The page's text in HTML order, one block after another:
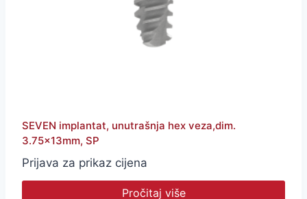
SEVEN implantat, unutrašnja hex veza,dim.
3.75x13mm, SP
Prijava za prikaz cijena
Pročitaj više